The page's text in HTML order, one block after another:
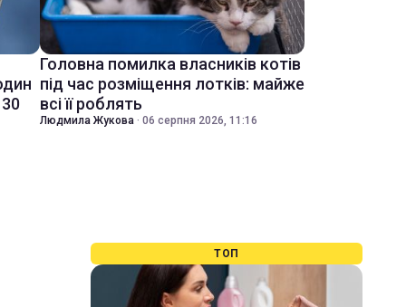
30
Головна помилка власників котів
під час розміщення лотків: майже
всі її роблять
Людмила Жукова · 06 серпня 2026, 11:16
ТОП